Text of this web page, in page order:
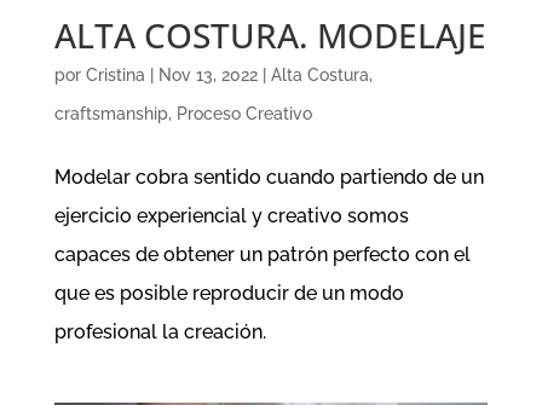
ALTA COSTURA. MODELAJE
por Cristina Nov 13, 2022| Alta Costura,
craftsmanship, Proceso Creativo
Modelar cobra sentido cuando partiendo de un
ejercicio experiencial y creativo somos
capaces de obtener un patrón perfecto con el
que es posible reproducir de un modo
profesional la creación.